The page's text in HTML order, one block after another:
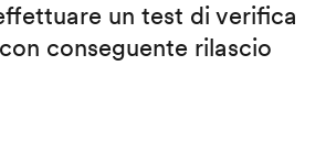
un test di verifica
conseguente rilascio